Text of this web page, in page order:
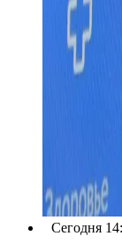
Сегодня